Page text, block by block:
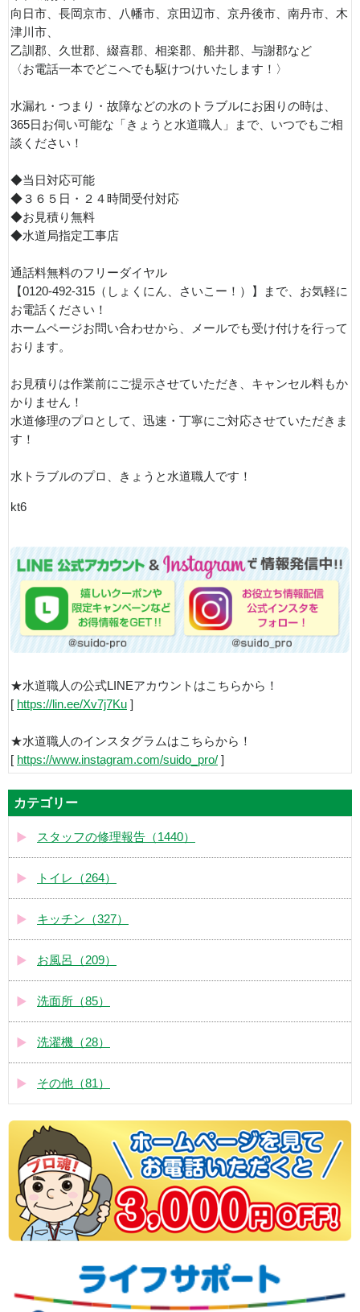
向日市、長岡京市、八幡市、京田辺市、京丹後市、南丹市、木
津川市、
乙訓郡、久世郡、綴喜郡、相楽郡、船井郡、与謝郡など
〈お電話一本でどこへでも駆けつけいたします！〉
水漏れ・つまり・故障などの水のトラブルにお困りの時は、
365日お伺い可能な「きょうと水道職人」まで、いつでもご相
談ください！
◆当日対応可能
◆３６５日・２４時間受付対応
◆お見積り無料
◆水道局指定工事店
通話料無料のフリーダイヤル
【0120-492-315（しょくにん、さいこー！）】まで、お気軽に
お電話ください！
ホームページお問い合わせから、メールでも受け付けを行って
おります。
お見積りは作業前にご提示させていただき、キャンセル料もか
かりません！
水道修理のプロとして、迅速・丁寧にご対応させていただきま
す！
水トラブルのプロ、きょうと水道職人です！
kt6
★水道職人の公式LINEアカウントはこちらから！
[ https://lin.ee/Xv7j7Ku ]
★水道職人のインスタグラムはこちらから！
[ https://www.instagram.com/suido_pro/ ]
カテゴリー
スタッフの修理報告（1440）
トイレ（264）
キッチン（327）
お風呂（209）
洗面所（85）
洗濯機（28）
その他（81）